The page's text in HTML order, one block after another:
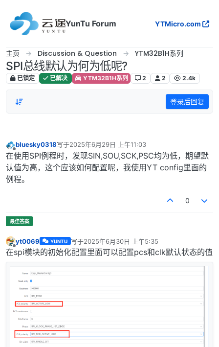
YunTu Forum
YTMicro.com
主页 Discussion & Question YTM32B1H系列
SPI总线默认为何为低呢?
已锁定 已解决 YTM32B1H系列 2 2 2.4k
登录后回复
离线
bluesky0318写于2025年6月29日 上午11:03
最后由 编辑
在使用SPI例程时，发现SIN,SOU,SCK,PSC均为低，期望默
认值为高，这个应该如何配置呢，我使用YT config里面的
例程。
0
离线
yt0069 YUNTU 写于2025年6月30日 上午5:35
最后由 编辑
在spi模块的初始化配置里面可以配置pcs和clk默认状态的值